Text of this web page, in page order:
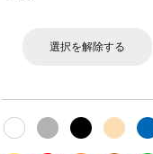
選択を解除する